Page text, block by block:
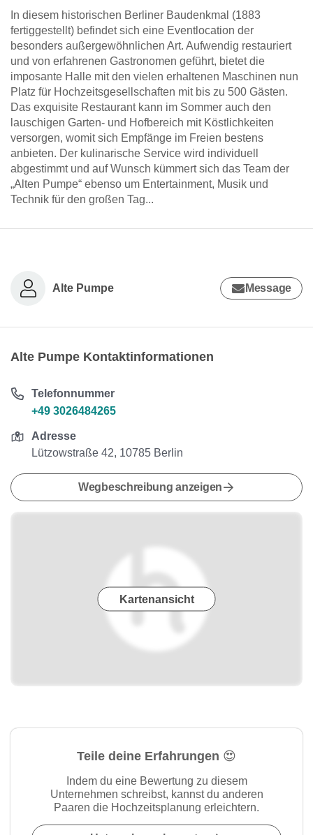
In diesem historischen Berliner Baudenkmal (1883
fertiggestellt) befindet sich eine Eventlocation der
besonders außergewöhnlichen Art. Aufwendig restauriert
und von erfahrenen Gastronomen geführt, bietet die
imposante Halle mit den vielen erhaltenen Maschinen nun
Platz für Hochzeitsgesellschaften mit bis zu 500 Gästen.
Das exquisite Restaurant kann im Sommer auch den
lauschigen Garten- und Hofbereich mit Köstlichkeiten
versorgen, womit sich Empfänge im Freien bestens
anbieten. Der kulinarische Service wird individuell
abgestimmt und auf Wunsch kümmert sich das Team der
„Alten Pumpe“ ebenso um Entertainment, Musik und
Technik für den großen Tag...
Alte Pumpe Message
Alte Pumpe Kontaktinformationen
Telefonnummer
+49 3026484265
Adresse
Lützowstraße 42, 10785 Berlin
Wegbeschreibung anzeigen
Kartenansicht
Teile deine Erfahrungen 😍
Indem du eine Bewertung zu diesem
Unternehmen schreibst, kannst du anderen
Paaren die Hochzeitsplanung erleichtern.